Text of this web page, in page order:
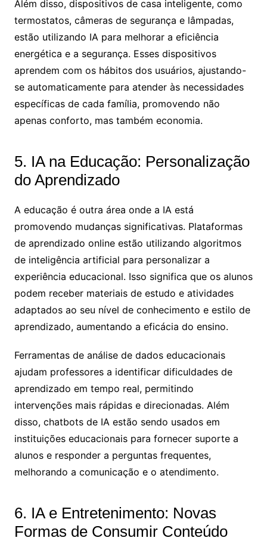
Além disso, dispositivos de casa inteligente, como
termostatos, câmeras de segurança e lâmpadas,
estão utilizando IA para melhorar a eficiência
energética e a segurança. Esses dispositivos
aprendem com os hábitos dos usuários, ajustando-
se automaticamente para atender às necessidades
específicas de cada família, promovendo não
apenas conforto, mas também economia.
5. IA na Educação: Personalização
do Aprendizado
A educação é outra área onde a IA está
promovendo mudanças significativas. Plataformas
de aprendizado online estão utilizando algoritmos
de inteligência artificial para personalizar a
experiência educacional. Isso significa que os alunos
podem receber materiais de estudo e atividades
adaptados ao seu nível de conhecimento e estilo de
aprendizado, aumentando a eficácia do ensino.
Ferramentas de análise de dados educacionais
ajudam professores a identificar dificuldades de
aprendizado em tempo real, permitindo
intervenções mais rápidas e direcionadas. Além
disso, chatbots de IA estão sendo usados em
instituições educacionais para fornecer suporte a
alunos e responder a perguntas frequentes,
melhorando a comunicação e o atendimento.
6. IA e Entretenimento: Novas
Formas de Consumir Conteúdo